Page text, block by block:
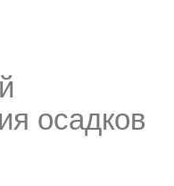
осадков